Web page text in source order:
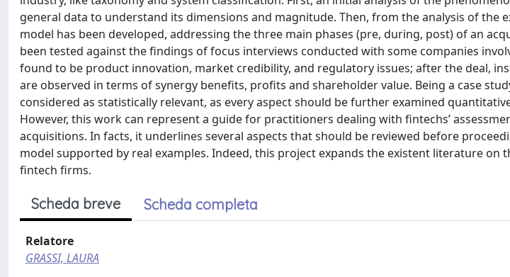
general data to understand its dimensions and magnitude. Then, from the analysis of the
model has been developed, addressing the three main phases (pre, during, post) of an
been tested against the findings of focus interviews conducted with some companies
found to be product innovation, market credibility, and regulatory issues; after the deal,
are observed in terms of synergy benefits, profits and shareholder value. Being a case
considered as statistically relevant, as every aspect should be further examined
However, this work can represent a guide for practitioners dealing with fintechs’
acquisitions. In facts, it underlines several aspects that should be reviewed before
model supported by real examples. Indeed, this project expands the existent literature on
fintech firms.
Scheda breve Scheda completa
Relatore
GRASSI, LAURA